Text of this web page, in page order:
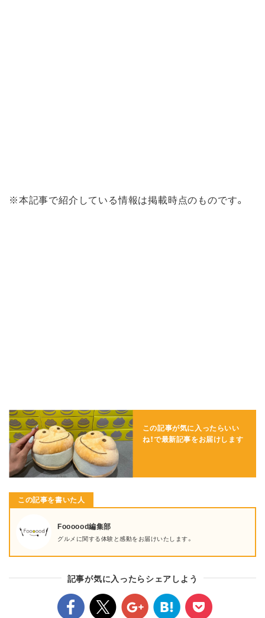
※本記事で紹介している情報は掲載時点のものです。
この記事が気に入ったらいい
ね！で最新記事をお届けします
この記事を書いた人
Foooood編集部
グルメに関する体験と感動をお届けいたします。
記事が気に入ったらシェアしよう